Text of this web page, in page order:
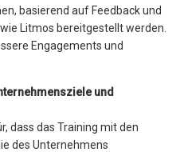
basierend auf Feedback und
Litmos bereitgestellt werden.
Engagements und
und
dass das Training mit den
des Unternehmens